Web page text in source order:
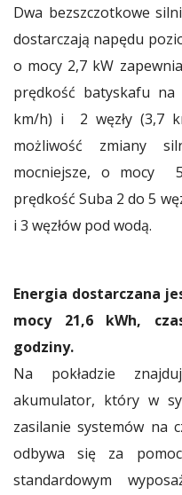
Dwa bezszczotkowe
dostarczają napędu
o mocy 2,7 kW
prędkość batyskafu
km/h) i 2 węzły (3,7
możliwość zmiany
mocniejsze, o mocy
prędkość Suba 2 do 5
i 3 węzłów pod wodą.
Energia dostarczana
mocy 21,6 kWh,
godziny.
Na pokładzie
akumulator, który w
zasilanie systemów na
odbywa się za
standardowym